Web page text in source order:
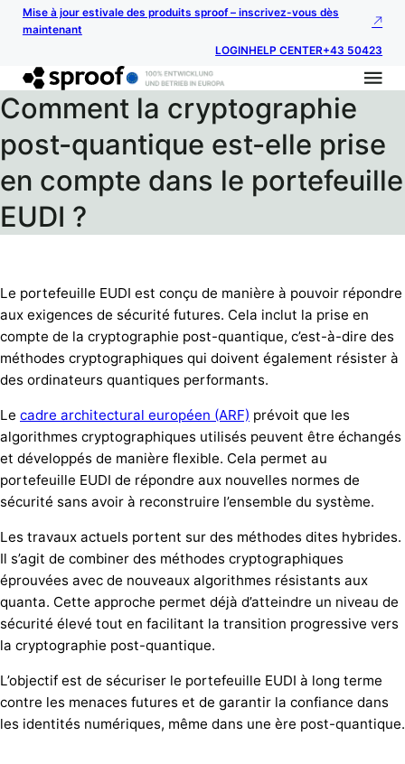
Mise à jour estivale des produits sproof – inscrivez-vous dès
maintenant
LOGINHELP CENTER+43 50423
Comment la cryptographie
post-quantique est-elle prise
en compte dans le portefeuille
EUDI ?
Le portefeuille EUDI est conçu de manière à pouvoir répondre
aux exigences de sécurité futures. Cela inclut la prise en
compte de la cryptographie post-quantique, c’est-à-dire des
méthodes cryptographiques qui doivent également résister à
des ordinateurs quantiques performants.
Le cadre architectural européen (ARF) prévoit que les
algorithmes cryptographiques utilisés peuvent être échangés
et développés de manière flexible. Cela permet au
portefeuille EUDI de répondre aux nouvelles normes de
sécurité sans avoir à reconstruire l’ensemble du système.
Les travaux actuels portent sur des méthodes dites hybrides.
Il s’agit de combiner des méthodes cryptographiques
éprouvées avec de nouveaux algorithmes résistants aux
quanta. Cette approche permet déjà d’atteindre un niveau de
sécurité élevé tout en facilitant la transition progressive vers
la cryptographie post-quantique.
L’objectif est de sécuriser le portefeuille EUDI à long terme
contre les menaces futures et de garantir la confiance dans
les identités numériques, même dans une ère post-quantique.